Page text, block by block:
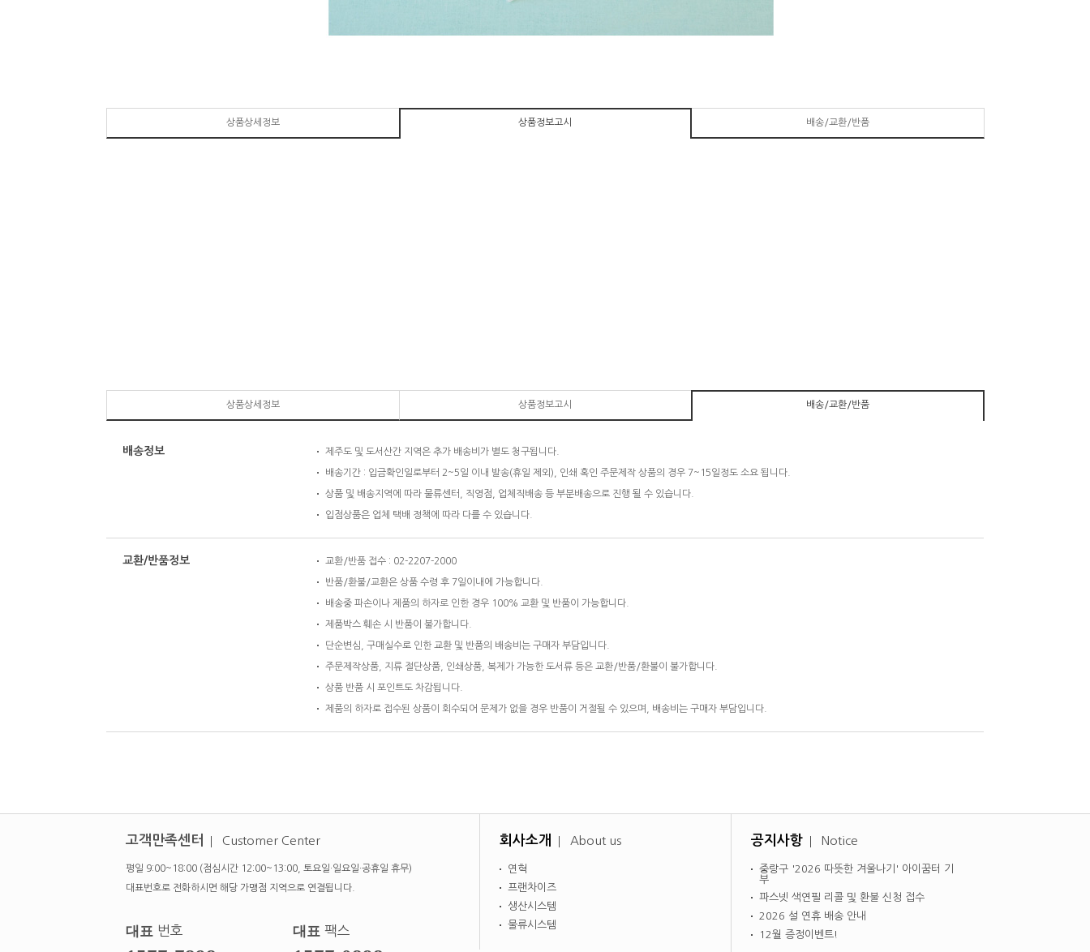
상품상세정보 상품정보고시 배송/교환/반품
상품상세정보 상품정보고시 배송/교환/반품
배송정보 제주도 및 도서산간 지역은 추가 배송비가 별도 청구됩니다.
배송기간 : 입금확인일로부터 2~5일 이내 발송(휴일 제외), 인쇄 혹인 주문제작 상품의 경우 7~15일정도 소요 됩니다.
상품 및 배송지역에 따라 물류센터, 직영점, 업체직배송 등 부분배송으로 진행 될 수 있습니다.
입점상품은 업체 택배 정책에 따라 다를 수 있습니다.
교환/반품정보 교환/반품 접수 : 02-2207-2000
반품/환불/교환은 상품 수령 후 7일이내에 가능합니다.
배송중 파손이나 제품의 하자로 인한 경우 100% 교환 및 반품이 가능합니다.
제품박스 훼손 시 반품이 불가합니다.
단순변심, 구매실수로 인한 교환 및 반품의 배송비는 구매자 부담입니다.
주문제작상품, 지류 절단상품, 인쇄상품, 복제가 가능한 도서류 등은 교환/반품/환불이 불가합니다.
상품 반품 시 포인트도 차감됩니다.
제품의 하자로 접수된 상품이 회수되어 문제가 없을 경우 반품이 거절될 수 있으며, 배송비는 구매자 부담입니다.
고객만족센터 Customer Center
평일 9:00~18:00 (점심시간 12:00~13:00, 토요일·일요일·공휴일 휴무)
대표번호로 전화하시면 해당 가맹점 지역으로 연결됩니다.
대표 번호 대표 팩스
회사소개 About us
연혁
프랜차이즈
생산시스템
물류시스템
공지사항 Notice
중랑구 '2026 따뜻한 겨울나기' 아이꿈터 기
부
파스넷 색연필 리콜 및 환불 신청 접수
2026 설 연휴 배송 안내
12월 증정이벤트!